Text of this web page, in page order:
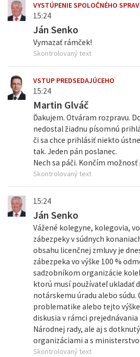
VYSTÚPENIE SPOLOČNÉHO
15:24
Ján Senko
Vymazať rámček!
Skontrolovaný text
VSTUP PREDSEDAJÚCEHO
15:24
Martin Glváč
Ďakujem. Otváram rozpravu.
nedostal žiadnu písomnú
či sa chce prihlásiť niekto
tak. Jeden pán poslanec.
Nech sa páči. Končím možnosť
Skontrolovaný text
15:24
Ján Senko
Vážené kolegyne, kolegovia,
zábezpeky v súdnych
obsahu licenčnej zmluvy je
zábezpeka vo výške 100 %
sadzobníkom organizácie
ktorú musí používateľ ukladať
notárskemu úradu alebo súdu.
problematike alebo tejto výške
diskusia v rámci
Národnej rady, ale aj s
organizáciami a s
Skontrolovaný text